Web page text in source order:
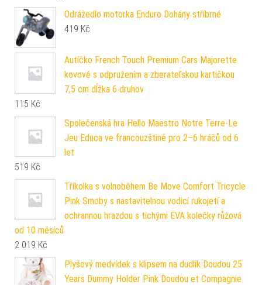
Odrážedlo motorka Enduro Dohány stříbrné
419 Kč
Autíčko French Touch Premium Cars Majorette
kovové s odpružením a zberateľskou kartičkou
7,5 cm dĺžka 6 druhov
115 Kč
Společenská hra Hello Maestro Notre Terre-Le
Jeu Educa ve francouzštině pro 2–6 hráčů od 6
let
519 Kč
Tříkolka s volnoběhem Be Move Comfort Tricycle
Pink Smoby s nastavitelnou vodicí rukojetí a
ochrannou hrazdou s tichými EVA kolečky růžová
od 10 měsíců
2 019 Kč
Plyšový medvídek s klipsem na dudlík Doudou 25
Years Dummy Holder Pink Doudou et Compagnie